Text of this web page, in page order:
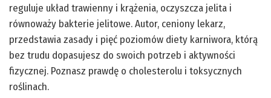
reguluje układ trawienny i krążenia, oczyszcza jelita i
równoważy bakterie jelitowe. Autor, ceniony lekarz,
przedstawia zasady i pięć poziomów diety karniwora, którą
bez trudu dopasujesz do swoich potrzeb i aktywności
fizycznej. Poznasz prawdę o cholesterolu i toksycznych
roślinach.